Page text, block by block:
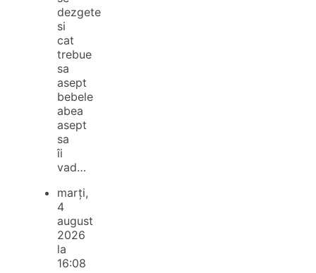
dezgete
si
cat
trebue
sa
asept
bebele
abea
asept
sa
îi
vad…
marți,
4
august
2026
la
16:08